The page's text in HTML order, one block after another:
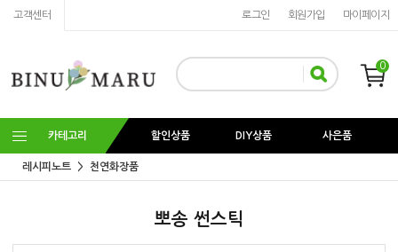
고객센터 마이페이지
회원가입
로그인
0
카테고리 할인상품 DIY상품 사은품
레시피노트 천연화장품
뽀송 썬스틱